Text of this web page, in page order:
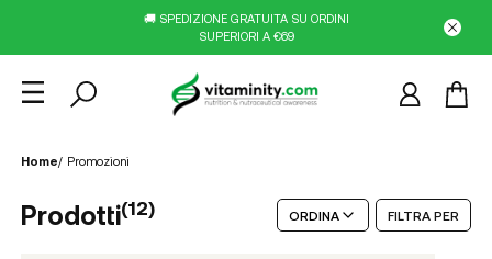
🚚 SPEDIZIONE GRATUITA SU ORDINI
SUPERIORI A €69
Home/ Promozioni
Prodotti(12) ORDINA FILTRA PER